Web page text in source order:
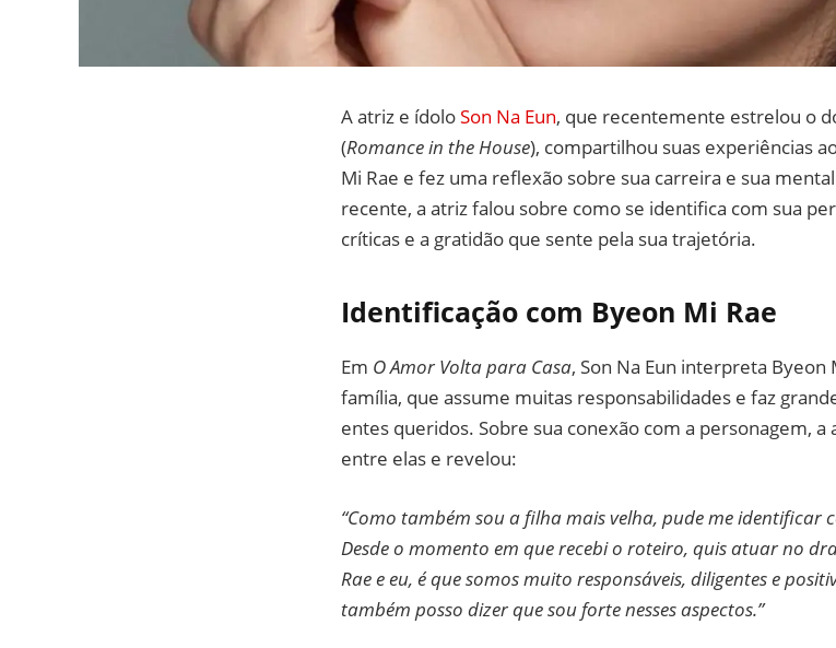
A atriz e ídoloSon Na Eun, que recentemente estrelou o
(Romance in the House), compartilhou suas experiências
Mi Rae e fez uma reflexão sobre sua carreira e sua
recente, a atriz falou sobre como se identifica com sua
críticas e a gratidão que sente pela sua trajetória.
Identificação com Byeon Mi Rae
Em O Amor Volta para Casa, Son Na Eun interpreta Byeon
família, que assume muitas responsabilidades e faz
entes queridos. Sobre sua conexão com a personagem, a
entre elas e revelou:
“Como também sou a filha mais velha, pude me identificar
Desde o momento em que recebi o roteiro, quis atuar no
Rae e eu, é que somos muito responsáveis, diligentes e
também posso dizer que sou forte nesses aspectos.”